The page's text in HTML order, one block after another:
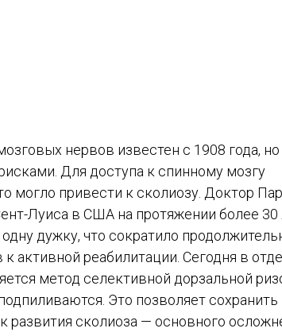
нервов известен с 1908 года, но
Для доступа к спинному мозгу
могло привести к сколиозу. Доктор
Луиса в США на протяжении более 30
дужку, что сократило
активной реабилитации. Сегодня в
метод селективной дорзальной
Это позволяет сохранить
сколиоза — основного